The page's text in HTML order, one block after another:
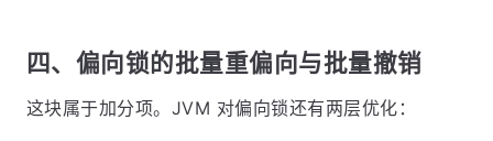
四、偏向锁的批量重偏向与批量撤销
这块属于加分项。JVM 对偏向锁还有两层优化：